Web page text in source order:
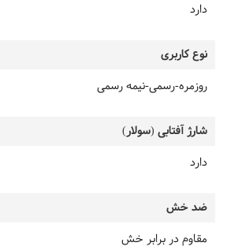
دارد
نوع کاربری
روزمره-رسمی-نیمه رسمی
شارژ آفتابی (سولار)
دارد
ضد خش
مقاوم در برابر خش